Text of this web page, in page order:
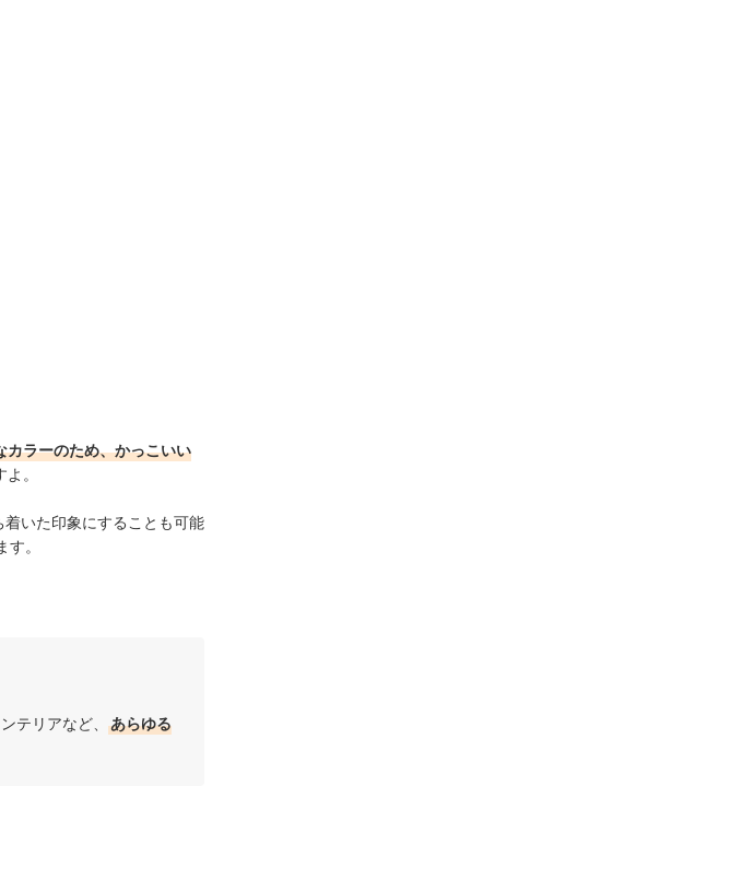
カラーのため、かっこいい
。
いた印象にすることも可能
。
テリアなど、
あらゆる